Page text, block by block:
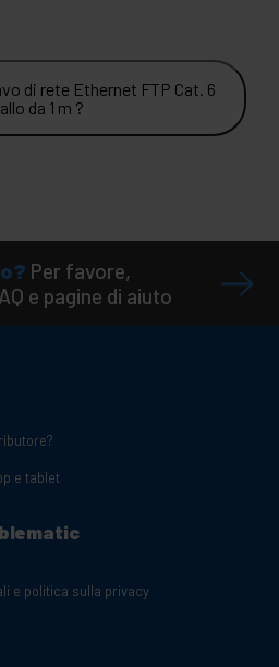
di rete Ethernet FTP Cat. 6
da 1 m ?
Per favore,
e pagine di aiuto
e tablet
e politica sulla privacy